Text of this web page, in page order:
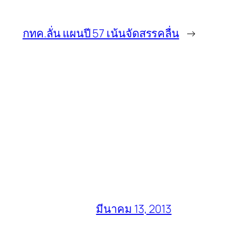
กทค.ลั่น แผนปี 57 เน้นจัดสรรคลื่น →
มีนาคม 13, 2013